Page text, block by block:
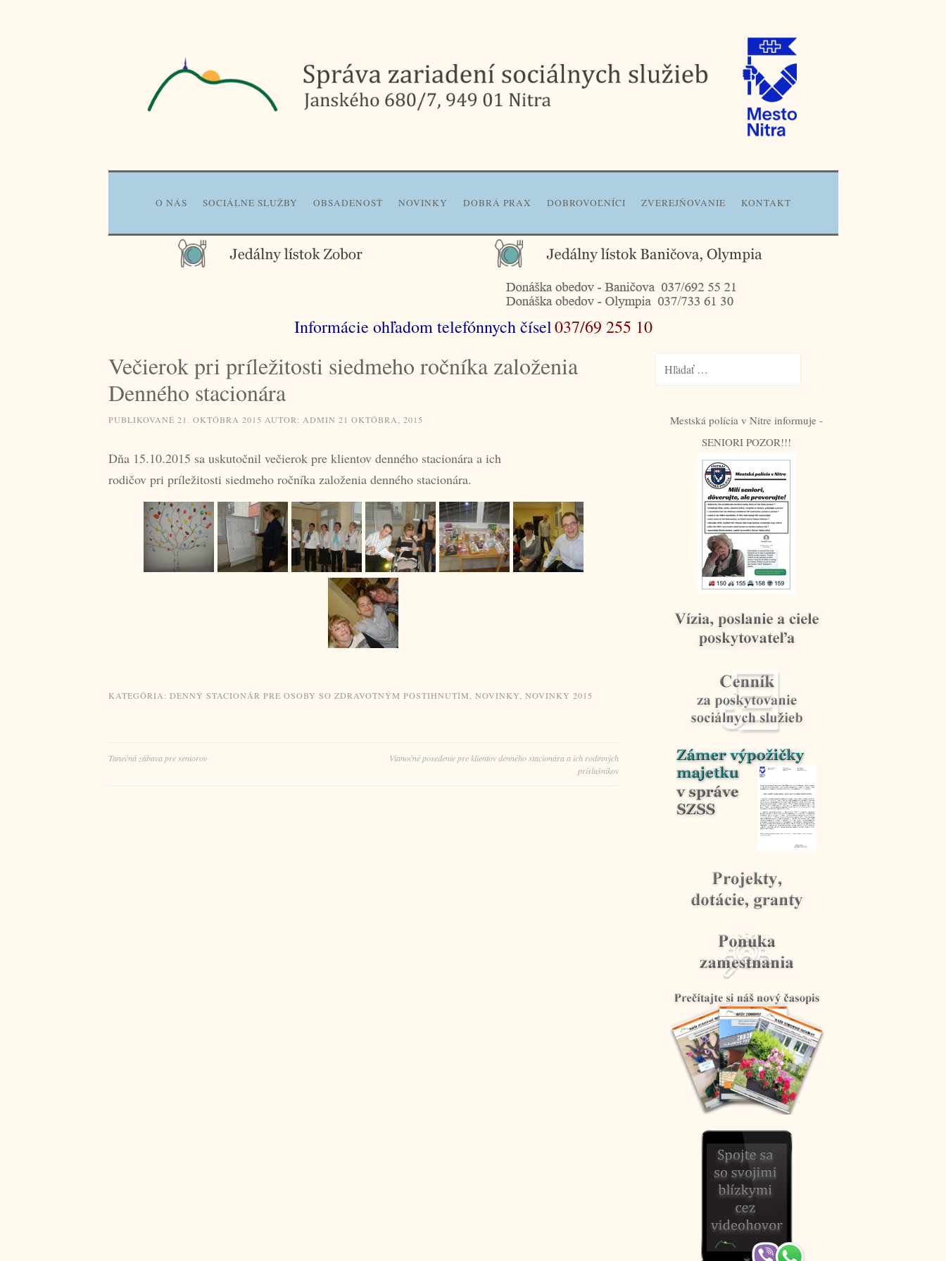
O NÁS SOCIÁLNE SLUŽBY OBSADENOSŤ NOVINKY DOBRÁ PRAX DOBROVOĽNÍCI ZVEREJŇOVANIE KONTAKT
Informácie ohľadom telefónnych čísel037/69 255 10
Večierok pri príležitosti siedmeho ročníka založenia
Denného stacionára
PUBLIKOVANÉ 21. OKTÓBRA 2015 AUTOR: ADMIN 21 OKTÓBRA, 2015
Dňa 15.10.2015 sa uskutočnil večierok pre klientov denného stacionára a ich
rodičov pri príležitosti siedmeho ročníka založenia denného stacionára.
KATEGÓRIA: DENNÝ STACIONÁR PRE OSOBY SO ZDRAVOTNÝM POSTIHNUTÍM NOVINKY NOVINKY 2015
Navigácia
Tanečná zábava pre seniorov
Vianočné posedenie pre klientov denného stacionára a ich rodinných
príslušníkov
Hľadať:
Mestská polícia v Nitre informuje -
SENIORI POZOR!!!